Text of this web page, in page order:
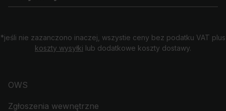
*jeśli nie zazanczono inaczej, wszystie ceny bez podatku VAT plus
koszty wysyłki lub dodatkowe koszty dostawy.
OWS
Zgłoszenia wewnętrzne